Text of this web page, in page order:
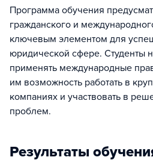
Программа обучения
гражданского и
ключевым элементом для
юридической сфере. Студенты
применять международные
им возможность работать в
компаниях и участвовать в
проблем.
Результаты